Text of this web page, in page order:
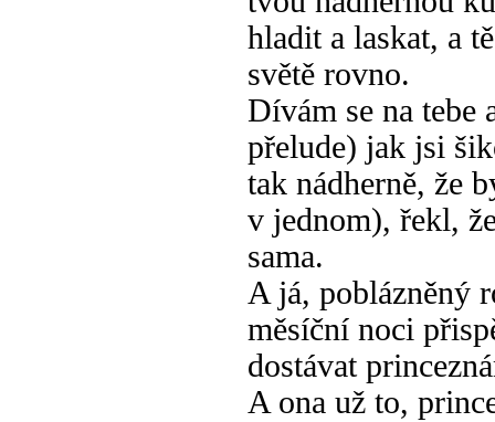
hladit a laskat, a
světě rovno.
Dívám se na tebe
přelude) jak jsi
tak nádherně, že
v jednom), řekl,
sama.
A já, poblázněný
měsíční noci
dostávat
A ona už to,